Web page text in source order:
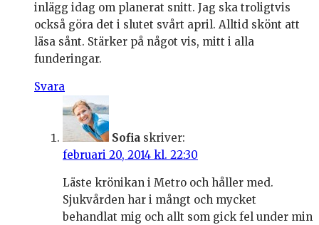
inlägg idag om planerat snitt. Jag ska troligtvis
också göra det i slutet svårt april. Alltid skönt att
läsa sånt. Stärker på något vis, mitt i alla
funderingar.
Svara
Sofia skriver:
februari 20, 2014 kl. 22:30
Läste krönikan i Metro och håller med.
Sjukvården har i mångt och mycket
behandlat mig och allt som gick fel under min